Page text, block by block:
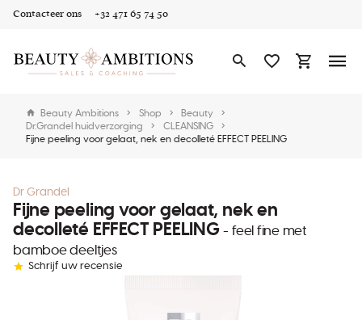
Contacteer ons +32 471 65 74 50
Beauty Ambitions Shop
Beauty
Dr.Grandel huidverzorging
CLEANSING
Fijne peeling voor gelaat, nek en decolleté EFFECT PEELING
Dr Grandel
Fijne peeling voor gelaat, nek en
decolleté EFFECT PEELING- feel fine met
bamboe deeltjes
Schrijf uw recensie